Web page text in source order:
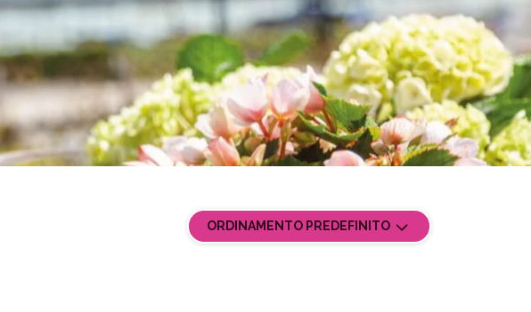
ORDINAMENTO PREDEFINITO